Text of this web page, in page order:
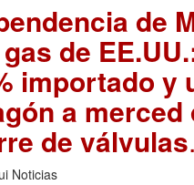
de
de
importado y
a merced
de válvulas
Noticias